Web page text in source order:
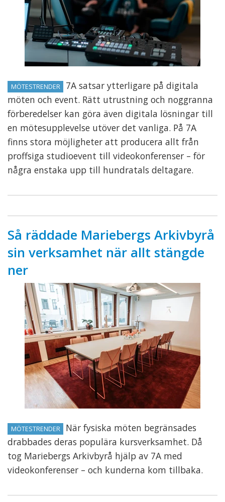
MÖTESTRENDER
7A satsar ytterligare på digitala
möten och event. Rätt utrustning och noggranna
förberedelser kan göra även digitala lösningar till
en mötesupplevelse utöver det vanliga. På 7A
finns stora möjligheter att producera allt från
proffsiga studioevent till videokonferenser – för
några enstaka upp till hundratals deltagare.
Så räddade Mariebergs Arkivbyrå
sin verksamhet när allt stängde
ner
MÖTESTRENDER
När fysiska möten begränsades
drabbades deras populära kursverksamhet. Då
tog Mariebergs Arkivbyrå hjälp av 7A med
videokonferenser – och kunderna kom tillbaka.